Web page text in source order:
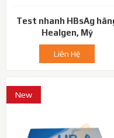
Test nhanh HBsAg
Healgen, Mỹ
Liên Hệ
New